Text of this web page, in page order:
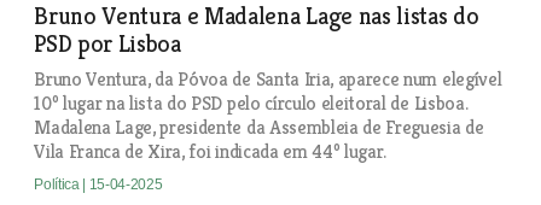
Bruno Ventura e Madalena Lage nas listas do
PSD por Lisboa
Bruno Ventura, da Póvoa de Santa Iria, aparece num elegível
10º lugar na lista do PSD pelo círculo eleitoral de Lisboa.
Madalena Lage, presidente da Assembleia de Freguesia de
Vila Franca de Xira, foi indicada em 44º lugar.
Política | 15-04-2025